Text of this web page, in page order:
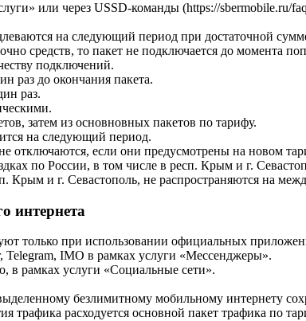
или через USSD-команды (https://sbermobile.ru/
на следующий период при достаточной
средств, то пакет не подключается до момента
подключений.
раз до окончания пакета.
раз.
затем из основновных пакетов по тарифу.
на следующий период.
отключаются, если они предусмотрены на новом
по России, в том числе в респ. Крым и г.
Крым и г. Севастополь, не распространяются на
интернета
только при использовании официальных
IMO в рамках услуги «Мессенджеры».
в рамках услуги «Социальные сети».
безлимитному мобильному интернету
трафика расходуется основной пакет трафика по